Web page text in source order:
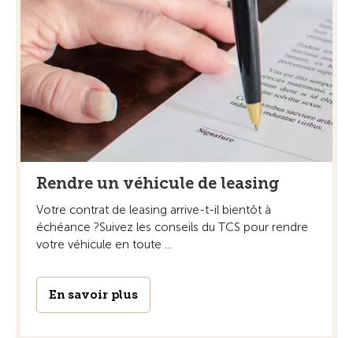
Rendre un véhicule de leasing
Votre contrat de leasing arrive-t-il bientôt à
échéance ?Suivez les conseils du TCS pour rendre
votre véhicule en toute ...
En savoir plus